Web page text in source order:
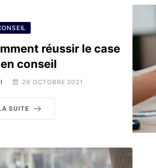
réussir le case
conseil
29 OCTOBRE 2021
SUITE